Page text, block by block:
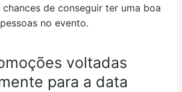
chances de conseguir ter uma boa
no evento.
voltadas
para a data